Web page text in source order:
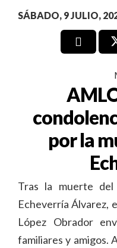
SÁBADO, 9 JULIO,
por la
Tras la muerte del
Echeverría Álvarez,
López Obrador
familiares y amigos.